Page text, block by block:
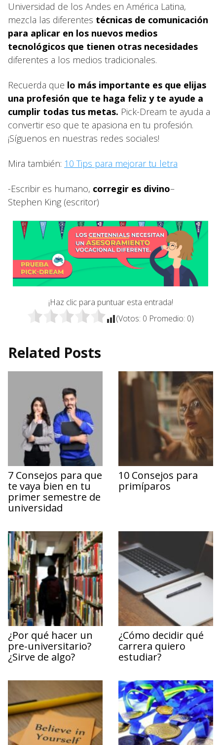
Universidad de los Andes en América Latina,
mezcla las diferentes técnicas de comunicación
para aplicar en los nuevos medios
tecnológicos que tienen otras necesidades
diferentes a los medios tradicionales.
Recuerda que lo más importante es que elijas
una profesión que te haga feliz y te ayude a
cumplir todas tus metas. Pick-Dream te ayuda a
convertir eso que te apasiona en tu profesión.
¡Síguenos en nuestras redes sociales!
Mira también: 10 Tips para mejorar tu letra
-Escribir es humano, corregir es divino–
Stephen King (escritor)
¡Haz clic para puntuar esta entrada!
(Votos: 0 Promedio: 0)
Related Posts
7 Consejos para que
te vaya bien en tu
primer semestre de
universidad
10 Consejos para
primíparos
¿Por qué hacer un
pre-universitario?
¿Sirve de algo?
¿Cómo decidir qué
carrera quiero
estudiar?